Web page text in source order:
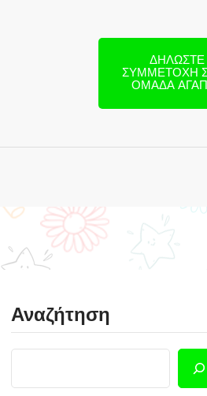
ΔΗΛΏΣΤΕ
ΣΥΜΜΕΤΟΧΉ
ΟΜΆΔΑ
Αναζήτηση